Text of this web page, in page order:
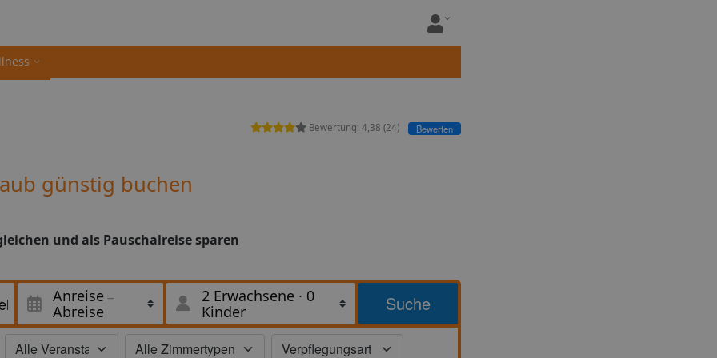
Bewertung: 4,38 (24) Bewerten
günstig buchen
und als Pauschalreise sparen
Anreise
Abreise
2 Erwachsene · 0
Kinder
Suche